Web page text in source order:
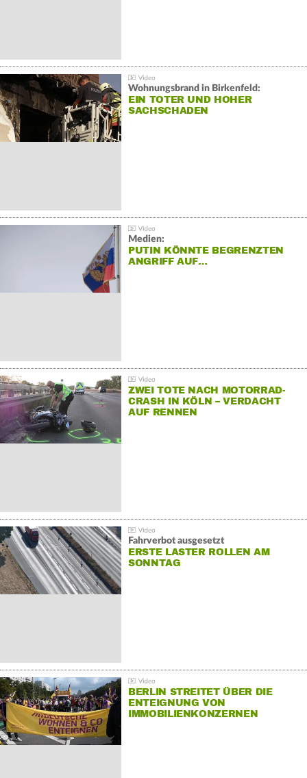
Wohnungsbrand in Birkenfeld:
EIN TOTER UND HOHER
SACHSCHADEN
Medien:
PUTIN KÖNNTE BEGRENZTEN
ANGRIFF AUF…
ZWEI TOTE NACH MOTORRAD-
CRASH IN KÖLN – VERDACHT
AUF RENNEN
Fahrverbot ausgesetzt
ERSTE LASTER ROLLEN AM
SONNTAG
BERLIN STREITET ÜBER DIE
ENTEIGNUNG VON
IMMOBILIENKONZERNEN